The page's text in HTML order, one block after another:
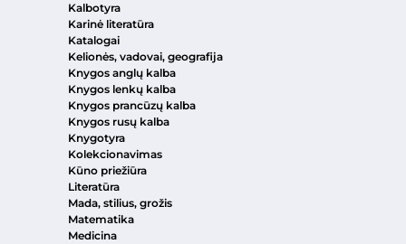
Kalbotyra
Karinė literatūra
Katalogai
Kelionės, vadovai, geografija
Knygos anglų kalba
Knygos lenkų kalba
Knygos prancūzų kalba
Knygos rusų kalba
Knygotyra
Kolekcionavimas
Kūno priežiūra
Literatūra
Mada, stilius, grožis
Matematika
Medicina